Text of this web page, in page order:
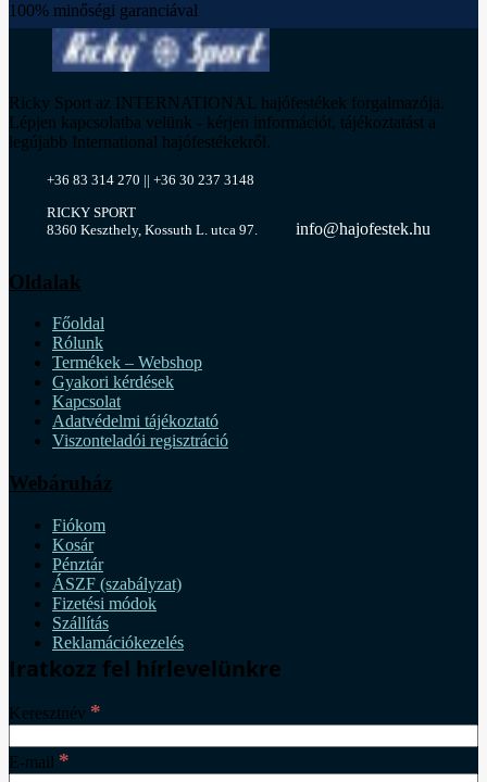
100% minőségi garanciával
Ricky Sport az INTERNATIONAL hajófestékek forgalmazója.
Lépjen kapcsolatba velünk - kérjen információt, tájékoztatást a
legújabb International hajófestékekről.
+36 83 314 270 || +36 30 237 3148
RICKY SPORT
8360 Keszthely, Kossuth L. utca 97.
info@hajofestek.hu
Oldalak
Főoldal
Rólunk
Termékek – Webshop
Gyakori kérdések
Kapcsolat
Adatvédelmi tájékoztató
Viszonteladói regisztráció
Webáruház
Fiókom
Kosár
Pénztár
ÁSZF (szabályzat)
Fizetési módok
Szállítás
Reklamációkezelés
Iratkozz fel hírlevelünkre
Keresztnév *
E-mail *